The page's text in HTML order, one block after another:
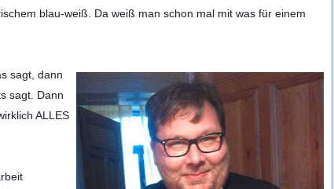
blau-weiß. Da weiß man schon mal mit was für einem
sagt, dann
sagt. Dann
ALLES